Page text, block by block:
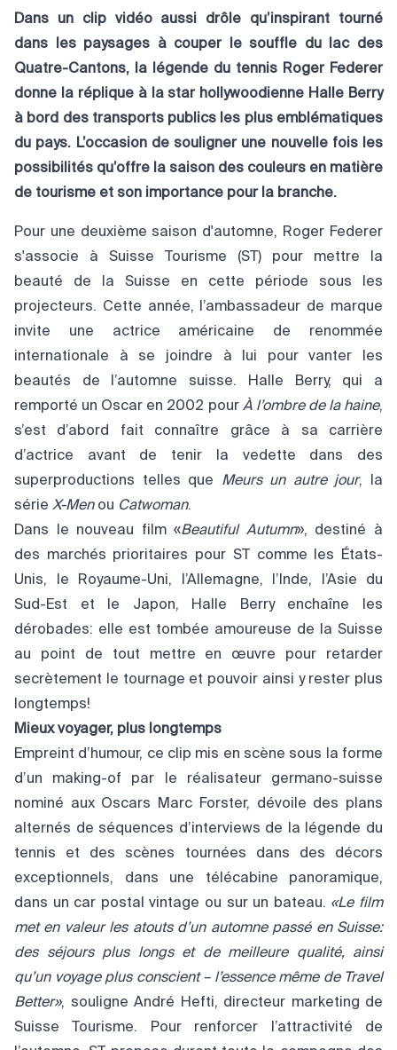
Dans un clip vidéo aussi drôle qu’inspirant tourné
dans les paysages à couper le souffle du lac des
Quatre-Cantons, la légende du tennis Roger Federer
donne la réplique à la star hollywoodienne Halle Berry
à bord des transports publics les plus emblématiques
du pays. L’occasion de souligner une nouvelle fois les
possibilités qu’offre la saison des couleurs en matière
de tourisme et son importance pour la branche.
Pour une deuxième saison d'automne, Roger Federer
s'associe à Suisse Tourisme (ST) pour mettre la
beauté de la Suisse en cette période sous les
projecteurs. Cette année, l’ambassadeur de marque
invite une actrice américaine de renommée
internationale à se joindre à lui pour vanter les
beautés de l’automne suisse. Halle Berry, qui a
remporté un Oscar en 2002 pour À l’ombre de la haine,
s’est d’abord fait connaître grâce à sa carrière
d’actrice avant de tenir la vedette dans des
superproductions telles que Meurs un autre jour, la
série X-Menou Catwoman.
Dans le nouveau film «Beautiful Autumn», destiné à
des marchés prioritaires pour ST comme les États-
Unis, le Royaume-Uni, l’Allemagne, l’Inde, l’Asie du
Sud-Est et le Japon, Halle Berry enchaîne les
dérobades: elle est tombée amoureuse de la Suisse
au point de tout mettre en œuvre pour retarder
secrètement le tournage et pouvoir ainsi y rester plus
longtemps!
Mieux voyager, plus longtemps
Empreint d’humour, ce clip mis en scène sous la forme
d’un making-of par le réalisateur germano-suisse
nominé aux Oscars Marc Forster, dévoile des plans
alternés de séquences d’interviews de la légende du
tennis et des scènes tournées dans des décors
exceptionnels, dans une télécabine panoramique,
dans un car postal vintage ou sur un bateau. «Le film
met en valeur les atouts d’un automne passé en Suisse:
des séjours plus longs et de meilleure qualité, ainsi
qu’un voyage plus conscient – l’essence même de Travel
Better», souligne André Hefti, directeur marketing de
Suisse Tourisme. Pour renforcer l’attractivité de